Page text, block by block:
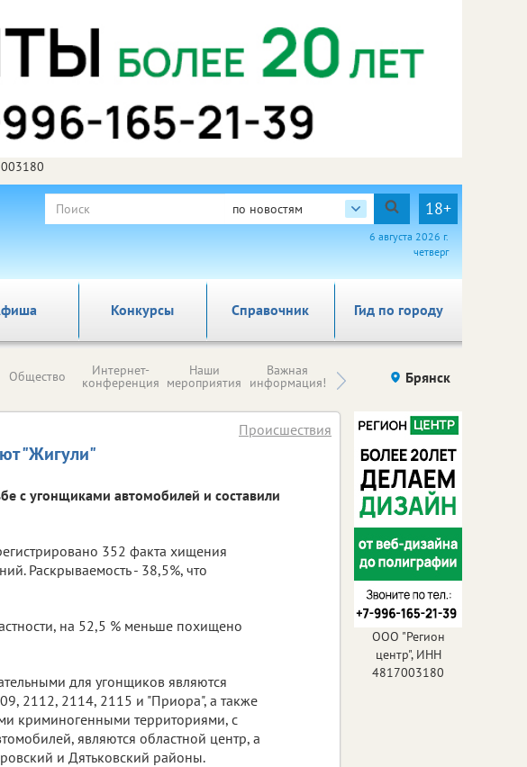
по новостям 18+
6 августа 2026 г.
четверг
Справочник Гид по городу
Конкурсы
Общество Интернет-
конференция
Наши
мероприятия
Важная
информация! Происшествия Здоровье
Брянск
"Жигули"
Происшествия
с угонщиками автомобилей и составили
352 факта хищения
Раскрываемость - 38,5%, что
на 52,5 % меньше похищено
для угонщиков являются
2112, 2114, 2115 и "Приора", а также
криминогенными территориями, с
являются областной центр, а
и Дятьковский районы.
ООО "Регион
центр", ИНН
4817003180